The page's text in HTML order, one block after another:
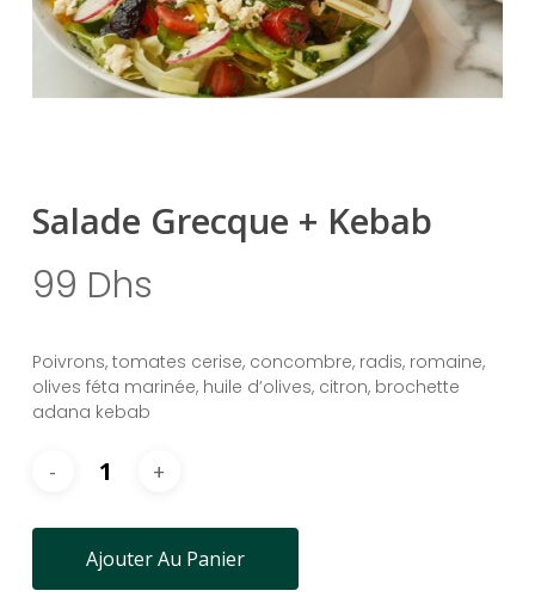
Salade Grecque + Kebab
99 Dhs
Poivrons, tomates cerise, concombre, radis, romaine,
olives féta marinée, huile d’olives, citron, brochette
adana kebab
Ajouter Au Panier